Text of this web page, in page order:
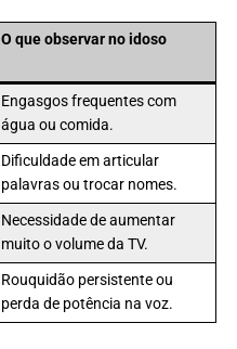
O que observar no idoso
Engasgos frequentes com
água ou comida.
Dificuldade em articular
palavras ou trocar nomes.
Necessidade de aumentar
muito o volume da TV.
Rouquidão persistente ou
perda de potência na voz.